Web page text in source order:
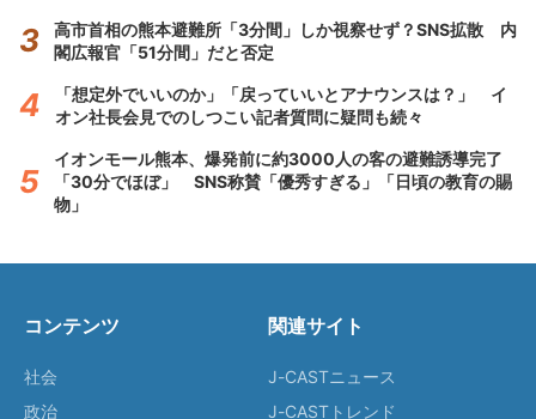
高市首相の熊本避難所「3分間」しか視察せず？SNS拡散 内
閣広報官「51分間」だと否定
「想定外でいいのか」「戻っていいとアナウンスは？」 イ
オン社長会見でのしつこい記者質問に疑問も続々
イオンモール熊本、爆発前に約3000人の客の避難誘導完了
「30分でほぼ」 SNS称賛「優秀すぎる」「日頃の教育の賜
物」
コンテンツ
社会
政治
関連サイト
J-CASTニュース
J-CASTトレンド